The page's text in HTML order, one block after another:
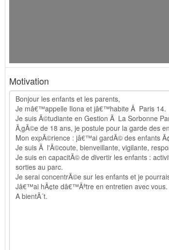
Motivation